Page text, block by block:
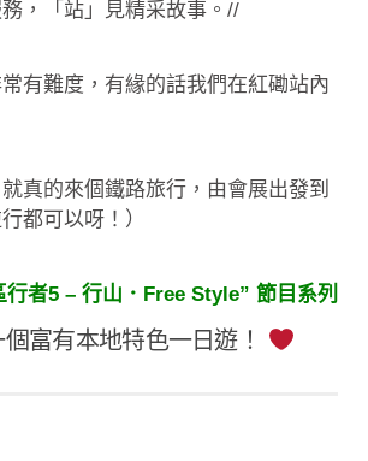
，「站」見精采故事。//
有難度，有緣的話我們在紅磡站內
真的來個鐵路旅行，由會展出發到
都可以呀！）
者5 – 行山．Free Style” 節目系列
富有本地特色一日遊！